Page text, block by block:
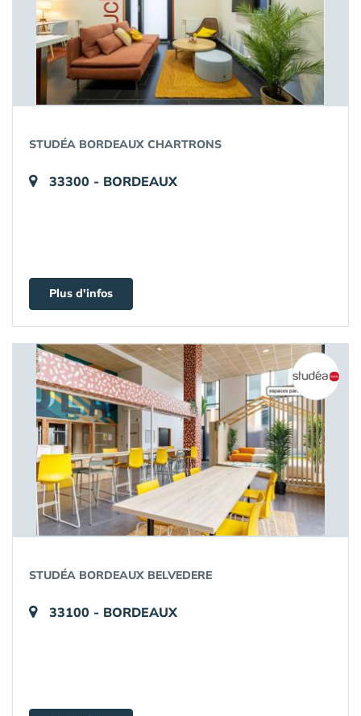
STUDÉA BORDEAUX CHARTRONS
33300 - BORDEAUX
Plus d'infos
STUDÉA BORDEAUX BELVEDERE
33100 - BORDEAUX